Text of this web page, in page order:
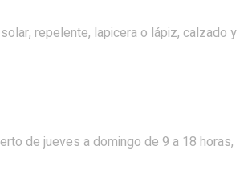
repelente, lapicera o lápiz, calzado y
de jueves a domingo de 9 a 18 horas,